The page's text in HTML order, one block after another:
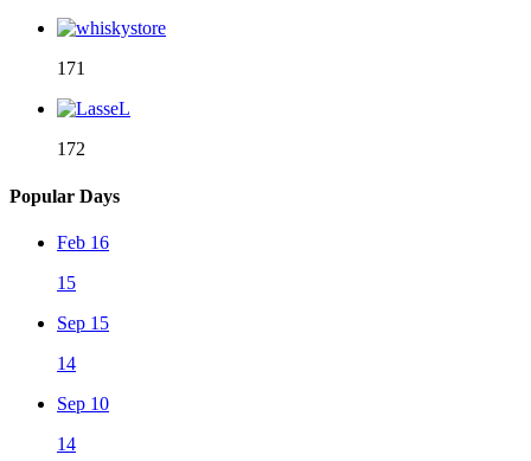
171
172
Popular Days
Feb 16
15
Sep 15
14
Sep 10
14